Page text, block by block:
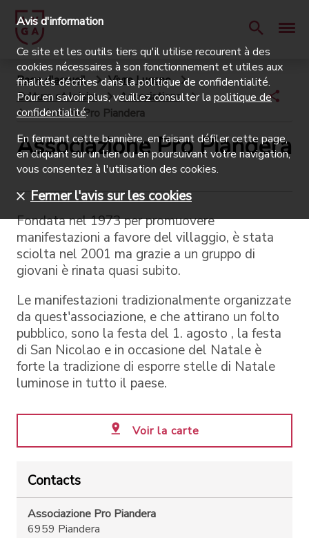
Page d'accueil
Vivre Lugano
Culture et loisirs
Associations
Associazione Pro Piandera
Associazione Pro Piandera
Fondata nel 1973 per promuovere
manifestazioni a favore del villaggio, è stata
sciolta nel 2001 ma grazie a un gruppo di
giovani è rinata quasi subito.
Le manifestazioni tradizionalmente organizzate
da quest'associazione, e che attirano un folto
pubblico, sono la festa del 1. agosto , la festa
di San Nicolao e in occasione del Natale è
forte la tradizione di esporre stelle di Natale
luminose in tutto il paese.
Voir la carte
Contacts
Associazione Pro Piandera
6959 Piandera
Avis d'information
Ce site et les outils tiers qu'il utilise recourent à des
cookies nécessaires à son fonctionnement et utiles aux
finalités décrites dans la politique de confidentialité.
Pour en savoir plus, veuillez consulter la politique de
confidentialité.
En fermant cette bannière, en faisant défiler cette page,
en cliquant sur un lien ou en poursuivant votre navigation,
vous consentez à l'utilisation des cookies.
Fermer l'avis sur les cookies